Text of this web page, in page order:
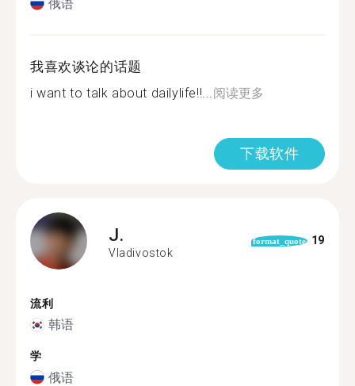
俄语
我喜欢谈论的话题
i want to talk about dailylife!!... 阅读更多
下载软件
J.
Vladivostok
format_quote 19
流利
韩语
学
俄语